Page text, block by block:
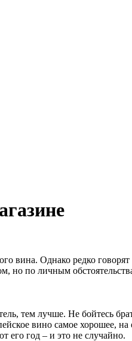
вина. Однако редко
но по личным
тем лучше. Не
вино самое хорошее, на
его год – и это не случайно.